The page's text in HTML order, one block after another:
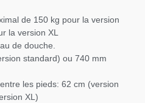
de 150 kg pour la version
la version XL
de douche.
standard) ou 740 mm
les pieds: 62 cm (version
XL)